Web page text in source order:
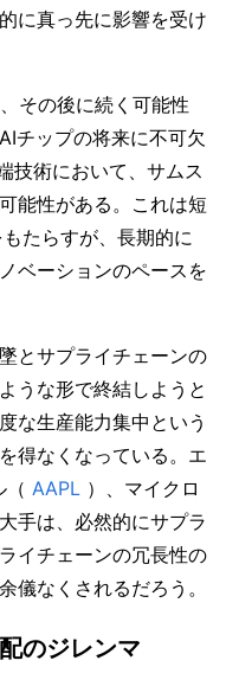
に真っ先に影響を受け
その後に続く可能性
チップの将来に不可欠
技術において、サムス
能性がある。これは短
たらすが、長期的に
ベーションのペースを
とサプライチェーンの
うな形で終結しようと
な生産能力集中という
得なくなっている。エ
（ AAPL ）、マイクロ
手は、必然的にサプラ
イチェーンの冗長性の
儀なくされるだろう。
のジレンマ